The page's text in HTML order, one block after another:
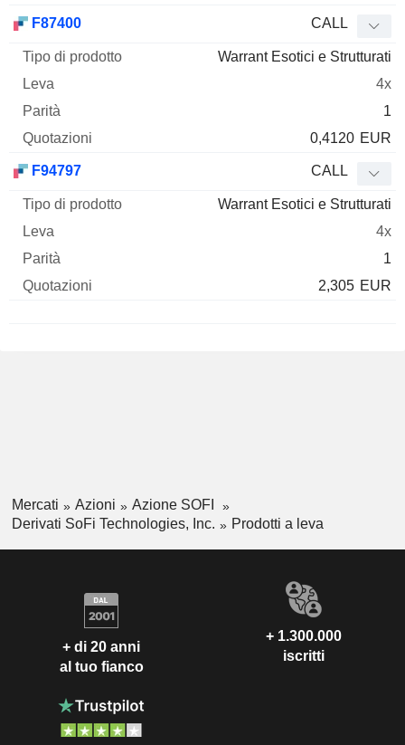
F87400 CALL
Warrant Esotici e Strutturati
4x
1
0,4120 EUR
F94797 CALL
Warrant Esotici e Strutturati
4x
1
2,305 EUR
Mercati Azioni
Azione SOFI
Derivati SoFi Technologies, Inc.
Prodotti a leva
+ di 20 anni
al tuo fianco
+ 1.300.000
iscritti